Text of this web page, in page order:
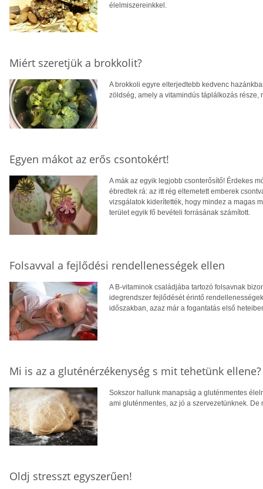
élelmiszereinkkel.
Miért szeretjük a brokkolit?
A brokkoli egyre elterjedtebb kedvenc
zöldség, amely a vitamindús táplálkozás
Egyen mákot az erős csontokért!
A mák az egyik legjobb csonterősítő! Érdekes
ébredtek rá: az itt rég eltemetett emberek
vizsgálatok kiderítették, hogy mindez a magas
terület egyik fő bevételi forrásának számított.
Folsavval a fejlődési rendellenességek ellen
A B-vitaminok családjába tartozó folsavnak
idegrendszer fejlődését érintő
időszakban, azaz már a fogantatás első
Mi is az a gluténérzékenység s mit tehetünk ellene?
Sokszor hallunk manapság a gluténmentes
ami gluténmentes, az jó a szervezetünknek.
Oldj stresszt egyszerűen!